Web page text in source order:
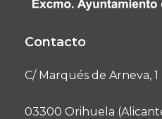
Contacto
C/ Marqués de Arneva, 1
03300 Orihuela